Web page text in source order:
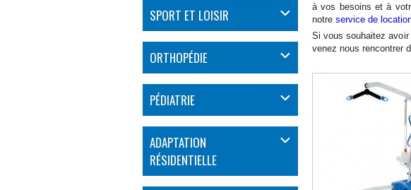
SPORT ET LOISIR
ORTHOPÉDIE
PÉDIATRIE
ADAPTATION
RÉSIDENTIELLE
à vos besoins et à
notre service de
Si vous souhaitez avoir
venez nous rencontrer